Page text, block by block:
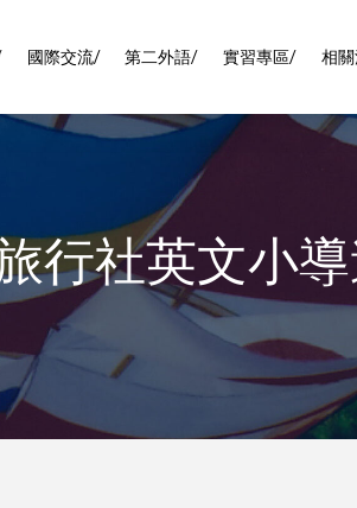
國際交流/ 第二外語/ 實習專區/ 相
行社英文小